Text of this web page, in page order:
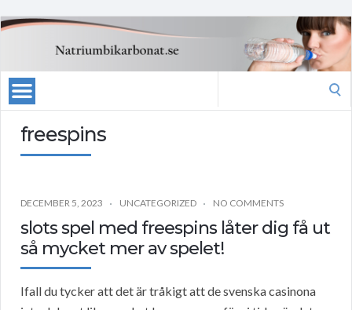
freespins
DECEMBER 5, 2023 UNCATEGORIZED NO COMMENTS
slots spel med freespins låter dig få ut
så mycket mer av spelet!
Ifall du tycker att det är tråkigt att de svenska casinona